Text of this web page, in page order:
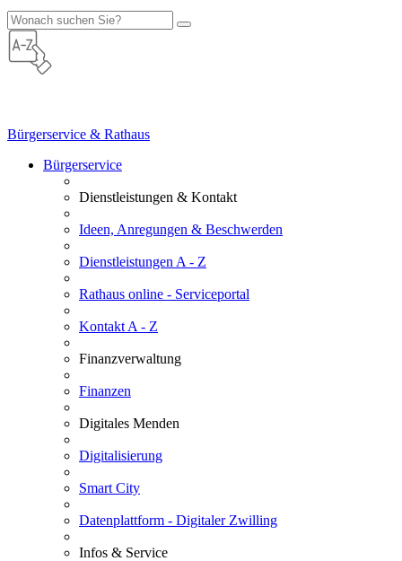
Bürgerservice & Rathaus
Bürgerservice
Dienstleistungen & Kontakt
Ideen, Anregungen & Beschwerden
Dienstleistungen A - Z
Rathaus online - Serviceportal
Kontakt A - Z
Finanzverwaltung
Finanzen
Digitales Menden
Digitalisierung
Smart City
Datenplattform - Digitaler Zwilling
Infos & Service